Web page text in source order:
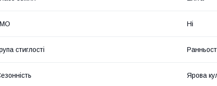
Ні
стиглості
Ярова